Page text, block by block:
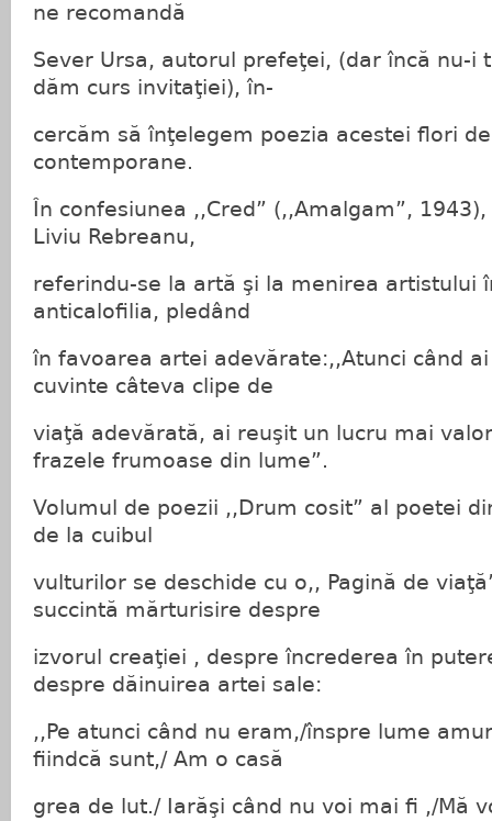
ne recomandă
Sever Ursa, autorul prefeţei, (dar încă nu-i
dăm curs invitaţiei), în-
cercăm să înţelegem poezia acestei flori
contemporane.
În confesiunea ,,Cred” (,,Amalgam”,
Liviu Rebreanu,
referindu-se la artă şi la menirea artistului
anticalofilia, pledând
în favoarea artei adevărate:,,Atunci când
cuvinte câteva clipe de
viaţă adevărată, ai reuşit un lucru mai
frazele frumoase din lume”.
Volumul de poezii ,,Drum cosit” al poetei
de la cuibul
vulturilor se deschide cu o,, Pagină de
succintă mărturisire despre
izvorul creaţiei , despre încrederea în
despre dăinuirea artei sale:
,,Pe atunci când nu eram,/înspre lume
fiindcă sunt,/ Am o casă
grea de lut./ Iarăşi când nu voi mai fi ,/Mă